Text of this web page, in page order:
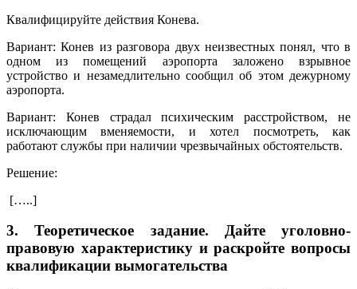
Квалифицируйте действия Конева.
Вариант: Конев из разговора двух неизвестных понял, что в
одном из помещений аэропорта заложено взрывное
устройство и незамедлительно сообщил об этом дежурному
аэропорта.
Вариант: Конев страдал психическим расстройством, не
исключающим вменяемости, и хотел посмотреть, как
работают службы при наличии чрезвычайных обстоятельств.
Решение:
[…..]
3. Теоретическое задание. Дайте уголовно-
правовую характеристику и раскройте вопросы
квалификации вымогательства